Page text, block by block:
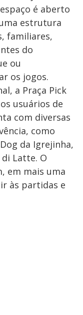
é aberto
estrutura
familiares,
do
ou
os jogos.
a Praça Pick
usuários de
com diversas
como
da Igrejinha,
di Latte. O
em mais uma
às partidas e